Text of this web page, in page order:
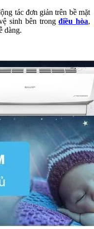
tác đơn giản trên bề mặt
sinh bên trongđiều hòa,
dàng.